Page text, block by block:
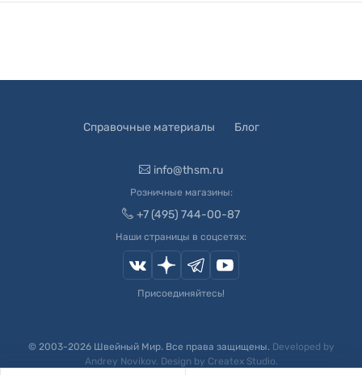
Справочные материалы Блог
info@thsm.ru
Розничные магазины:
+7 (495) 744-00-87
Наши страницы в соцсетях:
Присоединяйтесь!
© 2003-2026Швейный Мир. Все права защищены. Developed by
Andrey Novikov. Design by Createx Studio.